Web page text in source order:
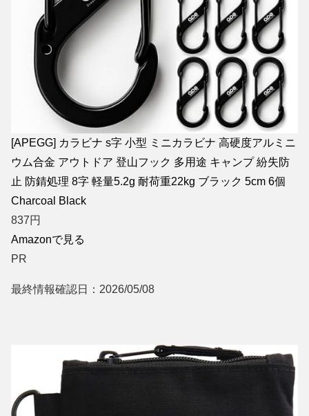
[APEGG] カラビナ s字 小型 ミニカラビナ 高硬度アルミニ
ウム合金 アウトドア 登山フック 多用途 キャンプ 紛失防
止 防錆処理 8字 軽量5.2g 耐荷重22kg ブラック 5cm 6個
Charcoal Black
837円
Amazonで見る
PR
最終情報確認日：2026/05/08